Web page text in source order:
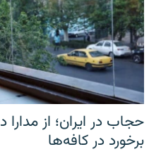
حجاب در ایران؛ از
برخورد در کافه‌ها